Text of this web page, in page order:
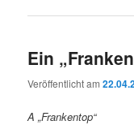
Ein
Veröffentlicht am
A „Frankentop“